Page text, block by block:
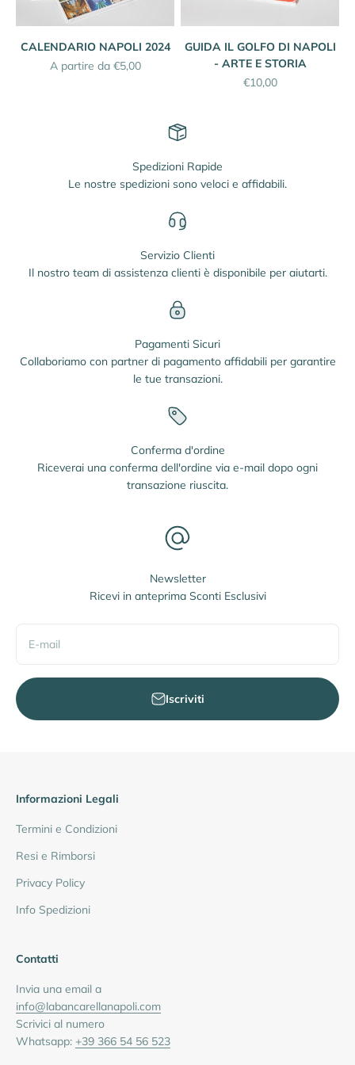
CALENDARIO NAPOLI 2024
Prezzo scontato
A partire da €5,00
GUIDA IL GOLFO DI NAPOLI
- ARTE E STORIA
Prezzo scontato
€10,00
Spedizioni Rapide
Le nostre spedizioni sono veloci e affidabili.
Servizio Clienti
Il nostro team di assistenza clienti è disponibile per aiutarti.
Pagamenti Sicuri
Collaboriamo con partner di pagamento affidabili per garantire
le tue transazioni.
Conferma d'ordine
Riceverai una conferma dell'ordine via e-mail dopo ogni
transazione riuscita.
Newsletter
Ricevi in anteprima Sconti Esclusivi
E-mail
Iscriviti
Informazioni Legali
Termini e Condizioni
Resi e Rimborsi
Privacy Policy
Info Spedizioni
Contatti
Invia una email a
info@labancarellanapoli.com
Scrivici al numero
Whatsapp: +39 366 54 56 523